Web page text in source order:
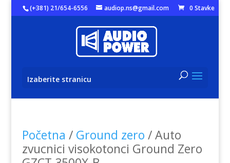
(+381) 21/654-6556 audiop.ns@gmail.com 0 Stavke
Izaberite stranicu
Početna / Ground zero / Auto
zvucnici visokotonci Ground Zero